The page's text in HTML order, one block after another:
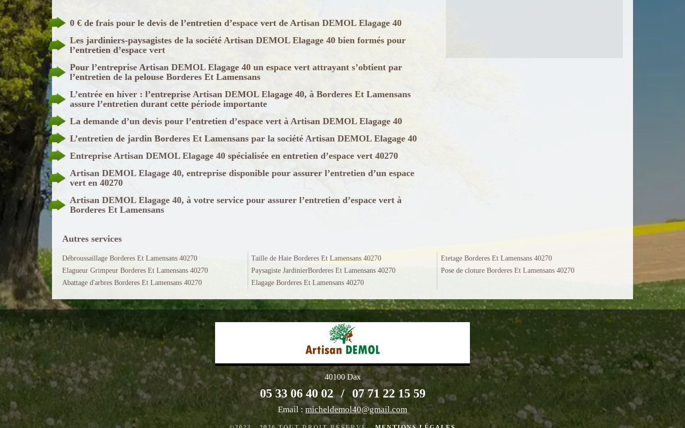
0 € de frais pour le devis de l’entretien d’espace vert de Artisan DEMOL Elagage 40
Les jardiniers-paysagistes de la société Artisan DEMOL Elagage 40 bien formés pour
l’entretien d’espace vert
Pour l’entreprise Artisan DEMOL Elagage 40 un espace vert attrayant s’obtient par
l’entretien de la pelouse Borderes Et Lamensans
L’entrée en hiver : l’entreprise Artisan DEMOL Elagage 40, à Borderes Et Lamensans
assure l’entretien durant cette période importante
La demande d’un devis pour l’entretien d’espace vert à Artisan DEMOL Elagage 40
L’entretien de jardin Borderes Et Lamensans par la société Artisan DEMOL Elagage 40
Entreprise Artisan DEMOL Elagage 40 spécialisée en entretien d’espace vert 40270
Artisan DEMOL Elagage 40, entreprise disponible pour assurer l’entretien d’un espace
vert en 40270
Artisan DEMOL Elagage 40, à votre service pour assurer l’entretien d’espace vert à
Borderes Et Lamensans
Autres services
Débroussaillage Borderes Et Lamensans 40270
Elagueur Grimpeur Borderes Et Lamensans 40270
Abattage d'arbres Borderes Et Lamensans 40270
Taille de Haie Borderes Et Lamensans 40270
Paysagiste JardinierBorderes Et Lamensans 40270
Elagage Borderes Et Lamensans 40270
Etetage Borderes Et Lamensans 40270
Pose de cloture Borderes Et Lamensans 40270
40100 Dax
05 33 06 40 02 / 07 71 22 15 59
Email : micheldemol40@gmail.com